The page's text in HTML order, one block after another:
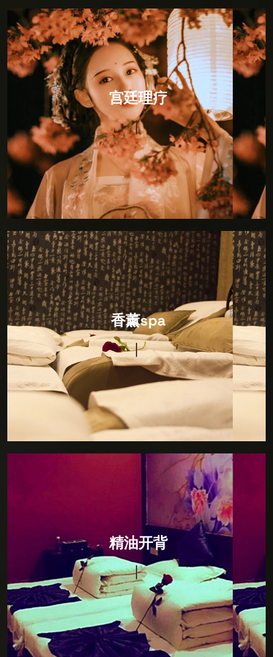
宫廷理疗
宫廷理疗
宫廷理疗，融入印度瑜伽的柔美与灵动后全新推出。将
恢宏与霸气放进一处幽居的男子，回眸一笑间褪落六宫
粉黛的佳人，通过砭、针、灸、药，以及导引按跷，从
而恢复和保持生理的均衡与平和。
香薰spa
香薰spa
特色香薰，源自东方，驻足东方，寻觅SPA发展之道，
将日本SPA秘术引进复刻，打造完美日式风格，让您通
过一场SPA即可畅游东瀛。精心营造舒适雅致的私人空
间，打造特色包房，在绝对私人的个人空间内，您可以
享受水疗按摩，特色SPA，才艺表演等独特项目，让您
专业压力，远离喧嚣，回归真我。
精油开背
精油开背
开精油SPA疏通豚部疏通四肢油压盛部保养除湿共计
150分钟，柔和的手法，贴心的服务，华贵的私人护理
贵宾室，让阁下尽可享受独立的私人空间，暂且挥别急
促的都市节奏。以畅快的感官之旅，来唤醒您的每一寸
肌肤，感受全身心的放松。